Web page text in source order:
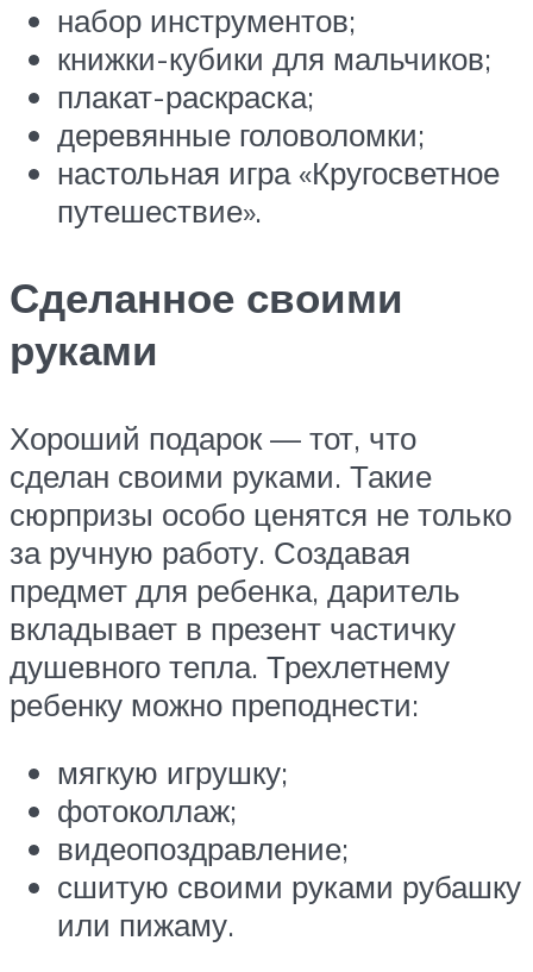
набор инструментов;
книжки-кубики для мальчиков;
плакат-раскраска;
деревянные головоломки;
настольная игра «Кругосветное
путешествие».
Сделанное своими
руками
Хороший подарок — тот, что
сделан своими руками. Такие
сюрпризы особо ценятся не только
за ручную работу. Создавая
предмет для ребенка, даритель
вкладывает в презент частичку
душевного тепла. Трехлетнему
ребенку можно преподнести:
мягкую игрушку;
фотоколлаж;
видеопоздравление;
сшитую своими руками рубашку
или пижаму.